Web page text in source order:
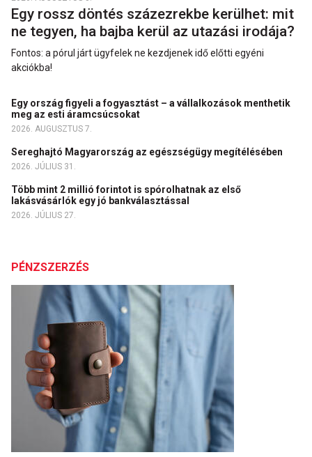
Egy rossz döntés százezrekbe kerülhet: mit
ne tegyen, ha bajba kerül az utazási irodája?
Fontos: a pórul járt ügyfelek ne kezdjenek idő előtti egyéni
akciókba!
Egy ország figyeli a fogyasztást – a vállalkozások menthetik
meg az esti áramcsúcsokat
2026. AUGUSZTUS 7.
Sereghajtó Magyarország az egészségügy megítélésében
2026. JÚLIUS 31.
Több mint 2 millió forintot is spórolhatnak az első
lakásvásárlók egy jó bankválasztással
2026. JÚLIUS 27.
PÉNZSZERZÉS